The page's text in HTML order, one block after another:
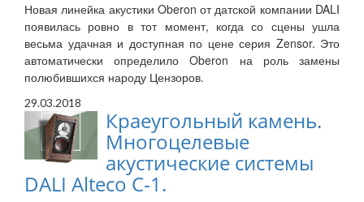
Новая линейка акустики Oberon от датской компании DALI
появилась ровно в тот момент, когда со сцены ушла
весьма удачная и доступная по цене серия Zensor. Это
автоматически определило Oberon на роль замены
полюбившихся народу Цензоров.
29.03.2018
Краеугольный камень.
Многоцелевые
акустические системы
DALI Alteco C-1.